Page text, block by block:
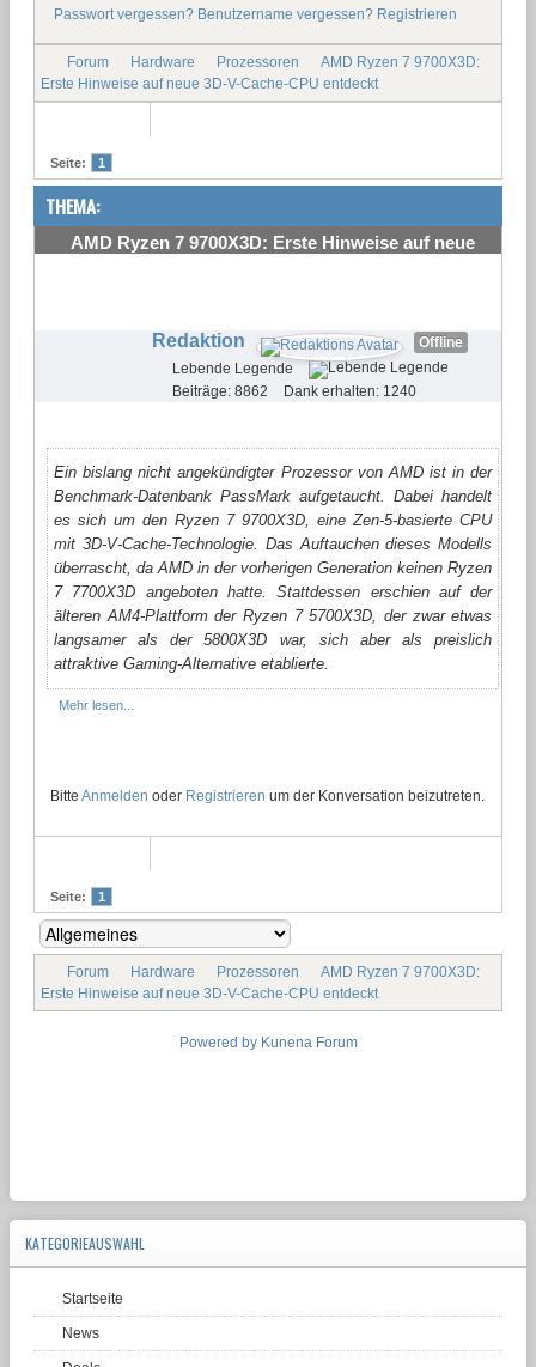
Passwort vergessen? Benutzername vergessen? Registrieren
Forum Hardware Prozessoren
AMD Ryzen 7 9700X3D:
Erste Hinweise auf neue 3D-V-Cache-CPU entdeckt
Seite: 1
THEMA:
AMD Ryzen 7 9700X3D: Erste Hinweise auf neue
Redaktion
Offline
Lebende Legende
Beiträge: 8862
Dank erhalten: 1240
Ein bislang nicht angekündigter Prozessor von AMD ist in der
Benchmark-Datenbank PassMark aufgetaucht. Dabei handelt
es sich um den Ryzen 7 9700X3D, eine Zen-5-basierte CPU
mit 3D-V-Cache-Technologie. Das Auftauchen dieses Modells
überrascht, da AMD in der vorherigen Generation keinen Ryzen
7 7700X3D angeboten hatte. Stattdessen erschien auf der
älteren AM4-Plattform der Ryzen 7 5700X3D, der zwar etwas
langsamer als der 5800X3D war, sich aber als preislich
attraktive Gaming-Alternative etablierte.
Mehr lesen...
Bitte Anmelden oder Registrieren um der Konversation beizutreten.
Seite: 1
Forum Hardware Prozessoren
AMD Ryzen 7 9700X3D:
Erste Hinweise auf neue 3D-V-Cache-CPU entdeckt
Powered by Kunena Forum
KATEGORIEAUSWAHL
Startseite
News